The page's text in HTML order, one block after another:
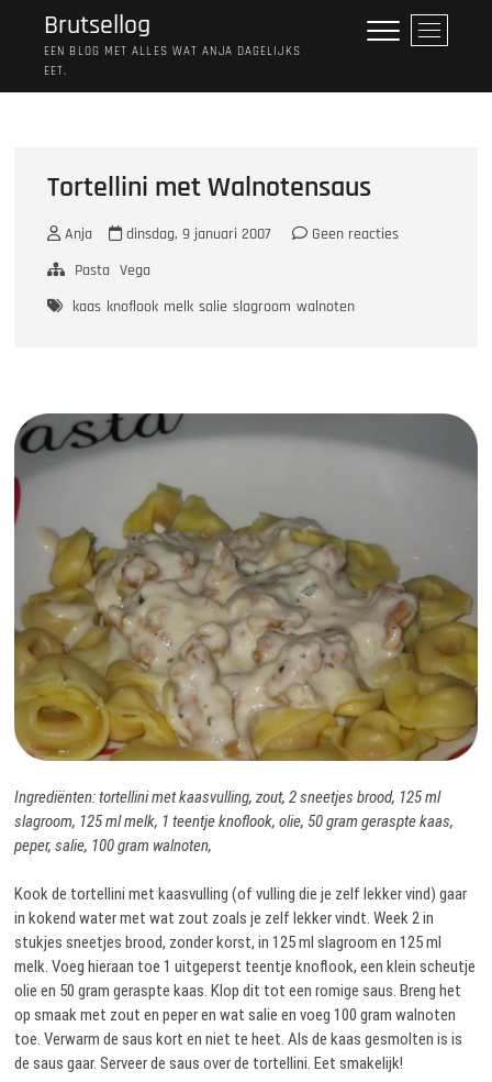
Brutsellog
EEN BLOG MET ALLES WAT ANJA DAGELIJKS
EET.
M
e
Tortellini met Walnotensaus
Anja dinsdag, 9 januari 2007
Geen reacties
Pasta Vega
kaas knoflook melk salie slagroom walnoten
Ingrediënten: tortellini met kaasvulling, zout, 2 sneetjes brood, 125 ml
slagroom, 125 ml melk, 1 teentje knoflook, olie, 50 gram geraspte kaas,
peper, salie, 100 gram walnoten,
Kook de tortellini met kaasvulling (of vulling die je zelf lekker vind) gaar
in kokend water met wat zout zoals je zelf lekker vindt. Week 2 in
stukjes sneetjes brood, zonder korst, in 125 ml slagroom en 125 ml
melk. Voeg hieraan toe 1 uitgeperst teentje knoflook, een klein scheutje
olie en 50 gram geraspte kaas. Klop dit tot een romige saus. Breng het
op smaak met zout en peper en wat salie en voeg 100 gram walnoten
toe. Verwarm de saus kort en niet te heet. Als de kaas gesmolten is is
de saus gaar. Serveer de saus over de tortellini. Eet smakelijk!